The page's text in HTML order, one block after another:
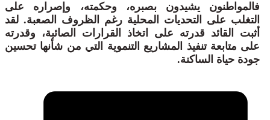
فالمواطنون يشيدون بصبره، وحكمته، وإصراره على
التغلب على التحديات المحلية رغم الظروف الصعبة. لقد
أثبت القائد قدرته على اتخاذ القرارات الصائبة، وقدرته
على متابعة تنفيذ المشاريع التنموية التي من شأنها تحسين
جودة حياة الساكنة.